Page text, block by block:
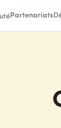
Partenariats